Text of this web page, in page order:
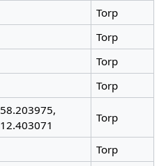
Torp
Torp
Torp
Torp
58.203975,
12.403071
Torp
Torp